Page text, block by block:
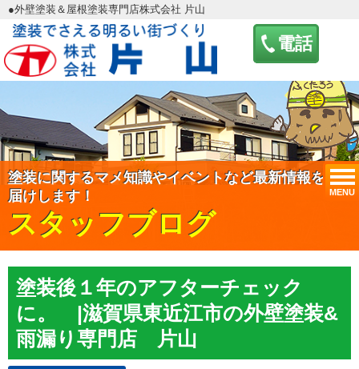
電話
MENU
●外壁塗装＆屋根塗装専門店株式会社 片山
塗装に関するマメ知識やイベントなど最新情報をお
届けします！
スタッフブログ
塗装後１年のアフターチェック
に。 |滋賀県東近江市の外壁塗装&
雨漏り専門店 片山